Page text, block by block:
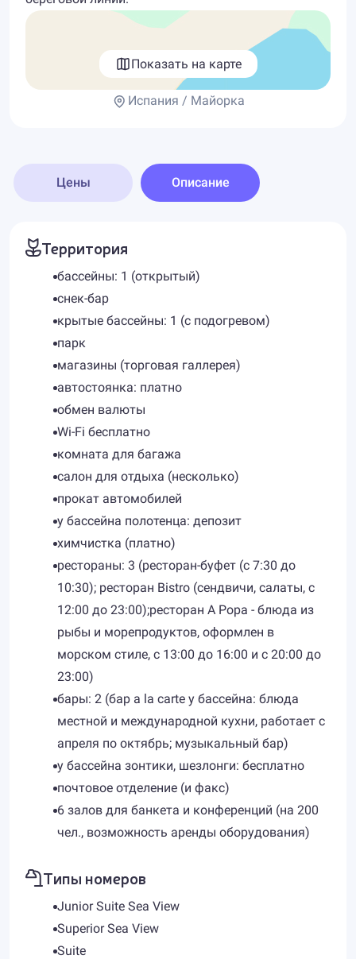
Показать на карте
Испания / Майорка
Цены Описание
Территория
бассейны: 1 (открытый)
снек-бар
крытые бассейны: 1 (с подогревом)
парк
магазины (торговая галлерея)
автостоянка: платно
обмен валюты
Wi-Fi бесплатно
комната для багажа
салон для отдыха (несколько)
прокат автомобилей
у бассейна полотенца: депозит
химчистка (платно)
рестораны: 3 (ресторан-буфет (с 7:30 до
10:30); ресторан Bistro (сендвичи, салаты, c
12:00 до 23:00);ресторан A Popa - блюда из
рыбы и морепродуктов, оформлен в
морском стиле, с 13:00 до 16:00 и с 20:00 до
23:00)
бары: 2 (бар a la carte у бассейна: блюда
местной и международной кухни, работает с
апреля по октябрь; музыкальный бар)
у бассейна зонтики, шезлонги: бесплатно
почтовое отделение (и факс)
6 залов для банкета и конференций (на 200
чел., возможность аренды оборудования)
Типы номеров
Junior Suite Sea View
Superior Sea View
Suite